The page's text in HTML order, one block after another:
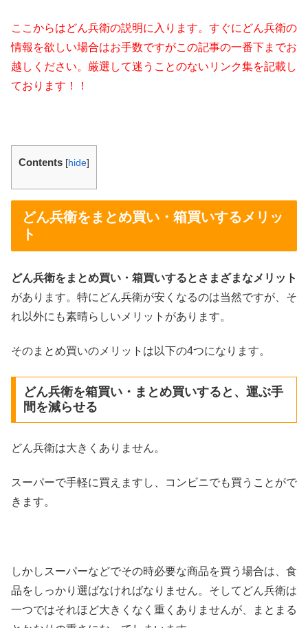
ここからはどん兵衛の説明に入ります。すぐにどん兵衛の
情報を欲しい場合はお手数ですがこの記事の一番下までお
越しください。厳選して迷うことのないリンク集を記載し
ております！！
Contents [hide]
どん兵衛をまとめ買い・箱買いするメリッ
ト
どん兵衛をまとめ買い・箱買いするとさまざまなメリット
があります。特にどん兵衛が安くなるのは当然ですが、そ
れ以外にも素晴らしいメリットがあります。
そのまとめ買いのメリットは以下の4つになります。
どん兵衛を箱買い・まとめ買いすると、運ぶ手
間を減らせる
どん兵衛は大きくありません。
スーパーで手軽に買えますし、コンビニでも買うことがで
きます。
しかしスーパーなどでその時必要な商品を買う場合は、食
品をしっかり選ばなければなりません。そしてどん兵衛は
一つではそれほど大きくなく重くありませんが、まとまる